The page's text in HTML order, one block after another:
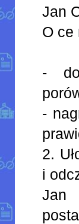
Jan
O ce
-
-
2.
i
Jan